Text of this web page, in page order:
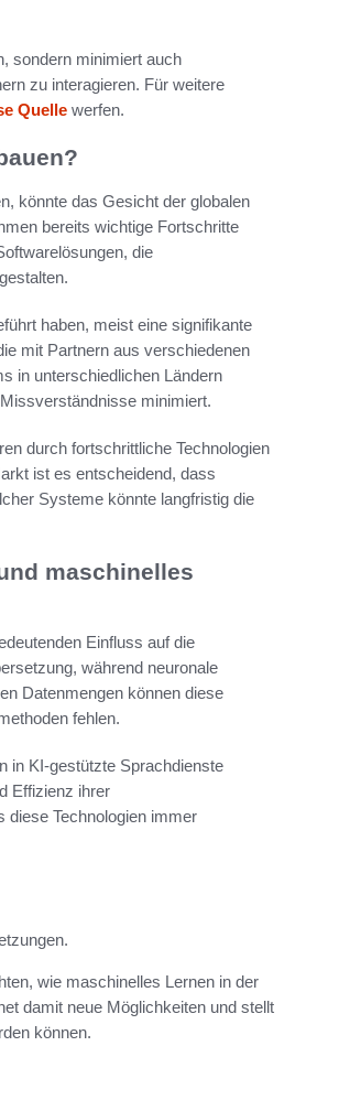
sondern minimiert auch
zu interagieren. Für weitere
Quelle werfen.
könnte das Gesicht der globalen
bereits wichtige Fortschritte
die
haben, meist eine signifikante
mit Partnern aus verschiedenen
in unterschiedlichen Ländern
minimiert.
durch fortschrittliche Technologien
ist es entscheidend, dass
Systeme könnte langfristig die
maschinelles
Einfluss auf die
während neuronale
Datenmengen können diese
fehlen.
in KI-gestützte Sprachdienste
Effizienz ihrer
diese Technologien immer
wie maschinelles Lernen in der
damit neue Möglichkeiten und stellt
können.